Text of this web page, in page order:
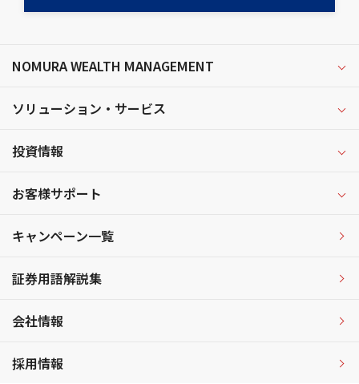
NOMURA WEALTH MANAGEMENT
ソリューション・サービス
投資情報
お客様サポート
キャンペーン一覧
証券用語解説集
会社情報
採用情報